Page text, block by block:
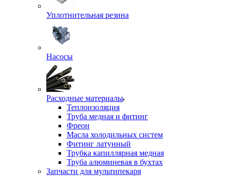
Уплотнительная резина
Насосы
Расходные материалы
Теплоизоляция
Труба медная и фитинг
Фреон
Масла холодильных систем
Фитинг латунный
Трубка капиллярная медная
Труба алюминевая в бухтах
Запчасти для мультипекаря